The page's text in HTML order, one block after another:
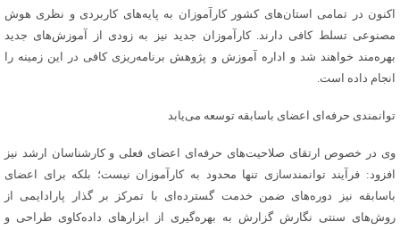
اکنون در تمامی استان‌های کشور کارآموزان به پایه‌های کاربردی و نظری هوش
مصنوعی تسلط کافی دارند. کارآموزان جدید نیز به زودی از آموزش‌های جدید
بهره‌مند خواهند شد و اداره آموزش و پژوهش برنامه‌ریزی کافی در این زمینه را
انجام داده است.
توانمندی حرفه‌ای اعضای باسابقه توسعه می‌یابد
وی در خصوص ارتقای صلاحیت‌های حرفه‌ای اعضای فعلی و کارشناسان ارشد نیز
افزود: فرآیند توانمندسازی تنها محدود به کارآموزان نیست؛ بلکه برای اعضای
باسابقه نیز دوره‌های ضمن خدمت گسترده‌ای با تمرکز بر گذار پارادایمی از
روش‌های سنتی نگارش گزارش به بهره‌گیری از ابزارهای داده‌کاوی طراحی و